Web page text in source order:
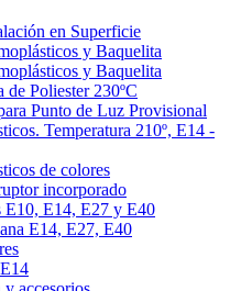
en Superficie
y Baquelita
y Baquelita
de Poliester 230ºC
Punto de Luz Provisional
Temperatura 210º, E14 -
de colores
incorporado
E10, E14, E27 y E40
E14, E27, E40